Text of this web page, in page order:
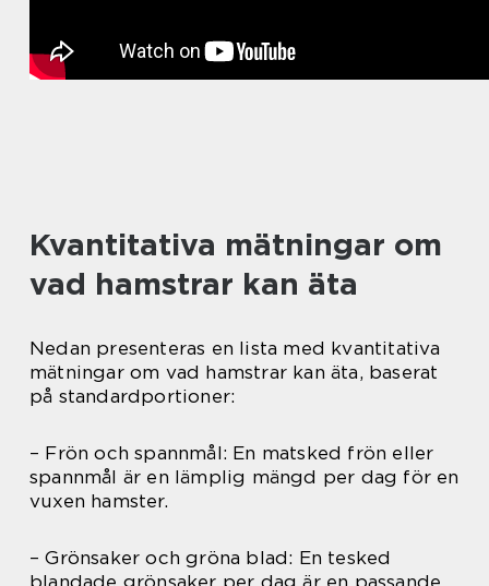
Kvantitativa mätningar om
vad hamstrar kan äta
Nedan presenteras en lista med kvantitativa
mätningar om vad hamstrar kan äta, baserat
på standardportioner:
– Frön och spannmål: En matsked frön eller
spannmål är en lämplig mängd per dag för en
vuxen hamster.
– Grönsaker och gröna blad: En tesked
blandade grönsaker per dag är en passande